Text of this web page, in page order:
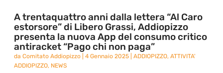
A trentaquattro anni dalla lettera “Al Caro
estorsore” di Libero Grassi, Addiopizzo
presenta la nuova App del consumo critico
antiracket “Pago chi non paga”
daComitato Addiopizzo |4 Gennaio 2025 |ADDIOPIZZO,ATTIVITA'
ADDIOPIZZO, NEWS